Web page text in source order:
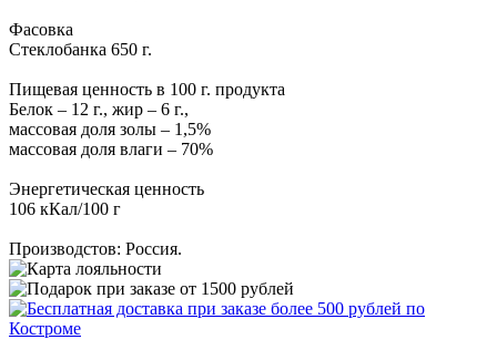
Фасовка
Стеклобанка 650 г.
Пищевая ценность в 100 г. продукта
Белок – 12 г., жир – 6 г.,
массовая доля золы – 1,5%
массовая доля влаги – 70%
Энергетическая ценность
106 кКал/100 г
Производстов: Россия.